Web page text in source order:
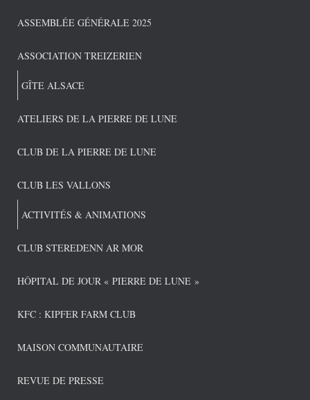
ASSEMBLÉE GÉNÉRALE 2025
ASSOCIATION TREIZERIEN
GÎTE ALSACE
ATELIERS DE LA PIERRE DE LUNE
CLUB DE LA PIERRE DE LUNE
CLUB LES VALLONS
ACTIVITÉS & ANIMATIONS
CLUB STEREDENN AR MOR
HÔPITAL DE JOUR « PIERRE DE LUNE »
KFC : KIPFER FARM CLUB
MAISON COMMUNAUTAIRE
REVUE DE PRESSE